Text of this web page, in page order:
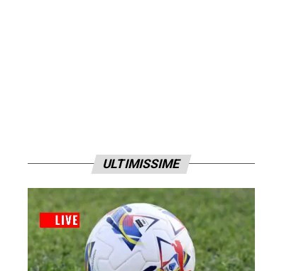
ULTIMISSIME